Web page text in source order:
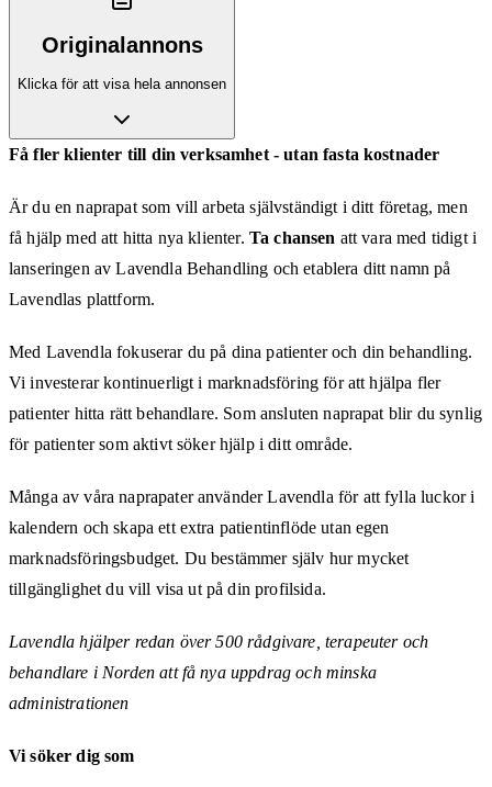
Originalannons
Klicka för att visa hela annonsen
Få fler klienter till din verksamhet - utan fasta kostnader
Är du en naprapat som vill arbeta självständigt i ditt företag, men
få hjälp med att hitta nya klienter. Ta chansen att vara med tidigt i
lanseringen av Lavendla Behandling och etablera ditt namn på
Lavendlas plattform.
Med Lavendla fokuserar du på dina patienter och din behandling.
Vi investerar kontinuerligt i marknadsföring för att hjälpa fler
patienter hitta rätt behandlare. Som ansluten naprapat blir du synlig
för patienter som aktivt söker hjälp i ditt område.
Många av våra naprapater använder Lavendla för att fylla luckor i
kalendern och skapa ett extra patientinflöde utan egen
marknadsföringsbudget. Du bestämmer själv hur mycket
tillgänglighet du vill visa ut på din profilsida.
Lavendla hjälper redan över 500 rådgivare, terapeuter och
behandlare i Norden att få nya uppdrag och minska
administrationen
Vi söker dig som